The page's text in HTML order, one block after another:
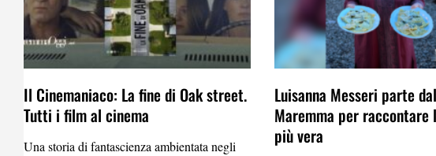
Il Cinemaniaco: La fine di Oak street.
Tutti i film al cinema
Una storia di fantascienza ambientata negli
Luisanna Messeri parte
Maremma per raccontare
più vera